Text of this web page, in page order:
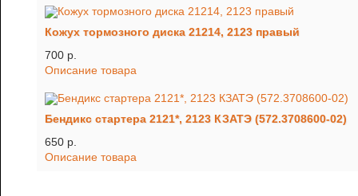
Кожух тормозного диска 21214, 2123 правый
700 p.
Описание товара
Бендикс стартера 2121*, 2123 КЗАТЭ (572.3708600-02)
650 p.
Описание товара